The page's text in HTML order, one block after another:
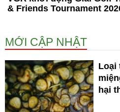
& Friends Tournament
MỚI CẬP NHẬT
Loại
hại